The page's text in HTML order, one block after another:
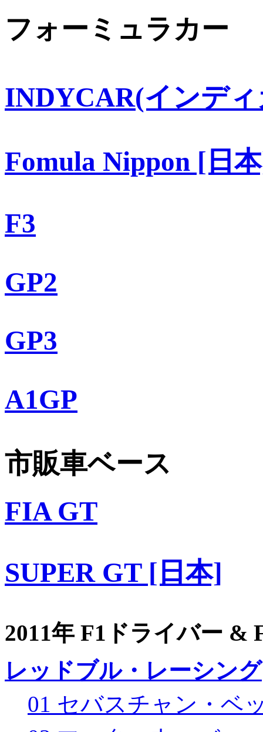
フォーミュラカー
INDYCAR(インデ
Fomula Nippon [日
F3
GP2
GP3
A1GP
市販車ベース
FIA GT
SUPER GT [日本]
2011年 F1ドライバー &
レッドブル・レーシング
01 セバスチャン・ベ